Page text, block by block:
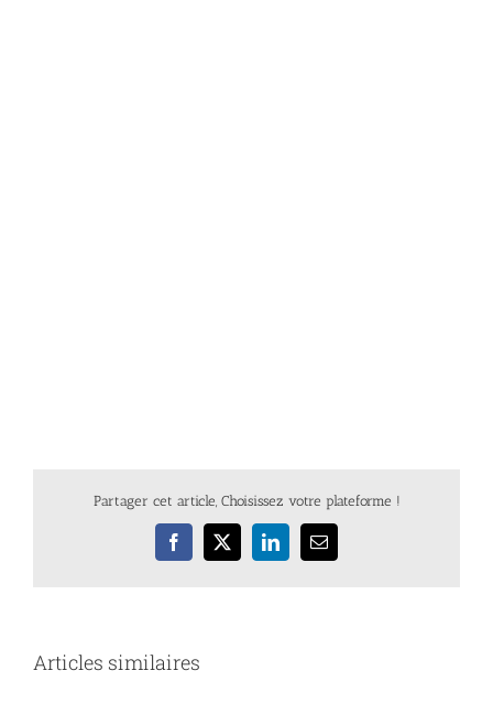
Partager cet article, Choisissez votre plateforme !
Facebook
X LinkedInEmail
Articles similaires